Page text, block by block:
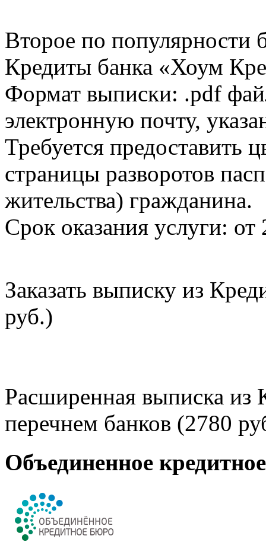
Второе по популярности
Кредиты банка «Хоум
Формат выписки: .pdf
электронную почту,
Требуется предоставить
страницы разворотов
жительства) гражданина.
Срок оказания услуги: от
Заказать выписку из
руб.)
Расширенная выписка из
перечнем банков (2780
Объединенное